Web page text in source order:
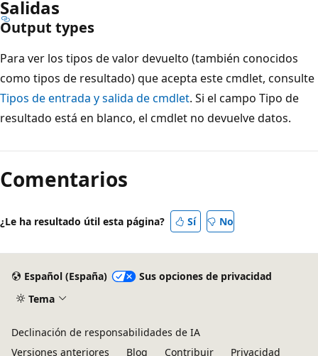
Salidas
Output types
Para ver los tipos de valor devuelto (también conocidos
como tipos de resultado) que acepta este cmdlet, consulte
Tipos de entrada y salida de cmdlet. Si el campo Tipo de
resultado está en blanco, el cmdlet no devuelve datos.
Comentarios
¿Le ha resultado útil esta página? Sí No
Español (España)
Sus opciones de privacidad
Tema
Declinación de responsabilidades de IA
Versiones anteriores
Blog Contribuir Privacidad